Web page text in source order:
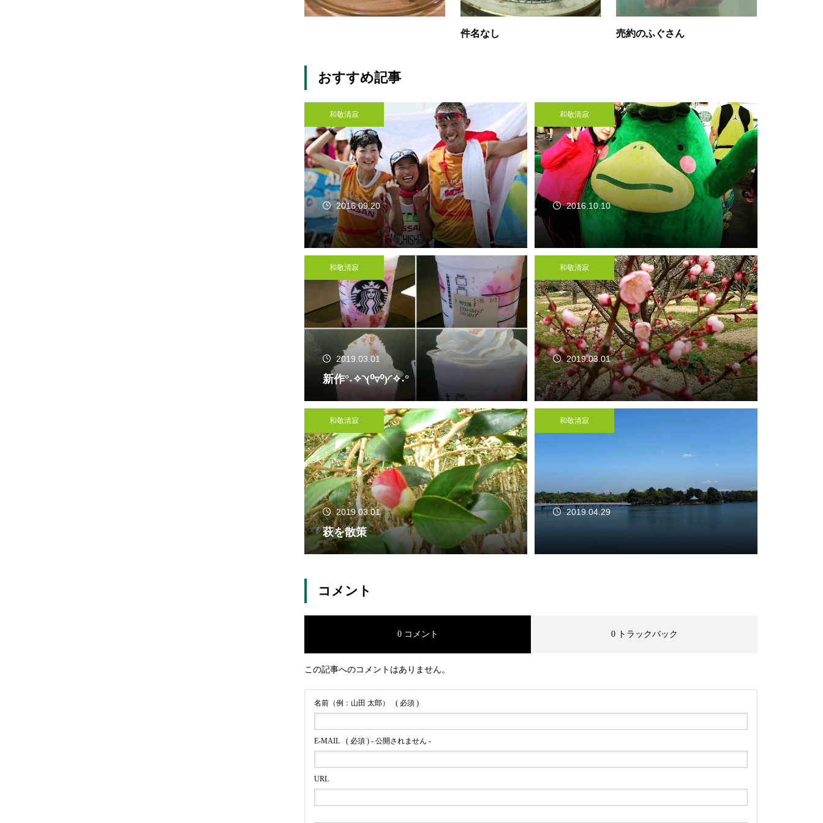
件名なし 売約のふぐさん
おすすめ記事
和敬清寂
2016.09.20
和敬清寂
2016.10.10
和敬清寂
2019.03.01
新作°˖✧◝(⁰▿⁰)◜✧˖°
和敬清寂
2019.03.01
和敬清寂
2019.03.01
萩を散策
和敬清寂
2019.04.29
コメント
0 コメント 0 トラックバック
この記事へのコメントはありません。
名前（例：山田 太郎） ( 必須 )
E-MAIL ( 必須 ) - 公開されません -
URL